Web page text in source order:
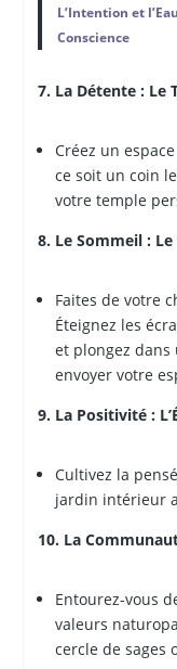
L’Intention et
Conscience
7. La Détente : Le
Créez un
ce soit un coin
votre temple
8. Le Sommeil :
Faites de votre
Éteignez les
et plongez dans
envoyer votre
9. La Positivité :
Cultivez la
jardin intérieur
10. La
Entourez-vous
valeurs
cercle de sages